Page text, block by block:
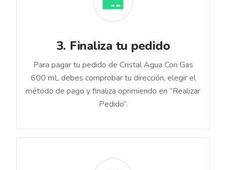
3. Finaliza tu pedido
Para pagar tu pedido de Cristal Agua Con Gas
600 mL debes comprobar tu dirección, elegir el
método de pago y finaliza oprimiendo en “Realizar
Pedido”.